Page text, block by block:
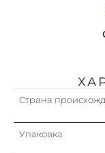
Страна
Упаковка